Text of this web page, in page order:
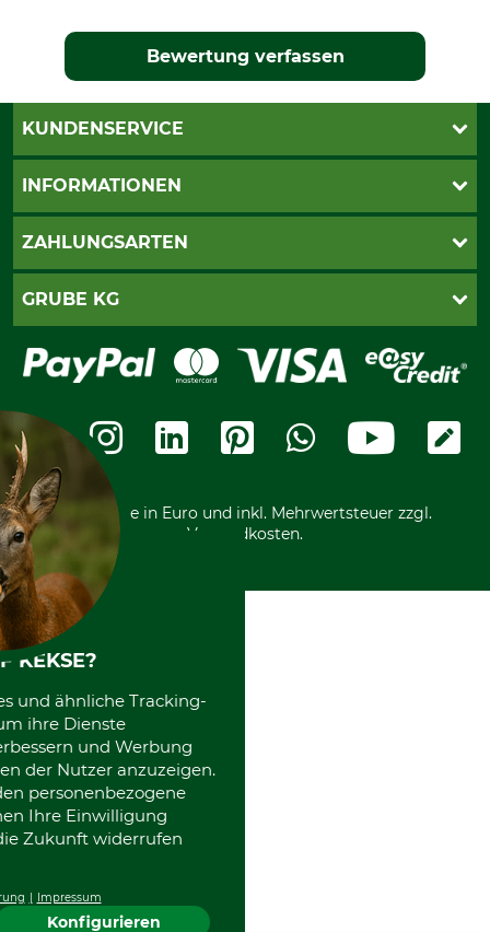
Bewertung verfassen
KUNDENSERVICE
Live-Shopping
Seilwindenprüfung
Cookie-Einstellungen
INFORMATIONEN
AGB
Bestellung widerrufen
Widerrufsformular
Kostenloser Rückversand
Nachhaltigkeit
Entsorgung und Umwelt
Datenschutz Print
ZAHLUNGSARTEN
PayPal
Bankeinzug
Ratenkauf
Vorkasse
GRUBE KG
Leitbild
Karriere
Ladengeschäft
Motorgeräteshop
Über uns
Community
International
Kooperationen
Alle Preise in Euro und inkl. Mehrwertsteuer zzgl.
Versandkosten.
KEKSE?
und ähnliche Tracking-
ihre Dienste
und Werbung
der Nutzer anzuzeigen.
personenbezogene
Ihre Einwilligung
Zukunft widerrufen
Impressum
Konfigurieren